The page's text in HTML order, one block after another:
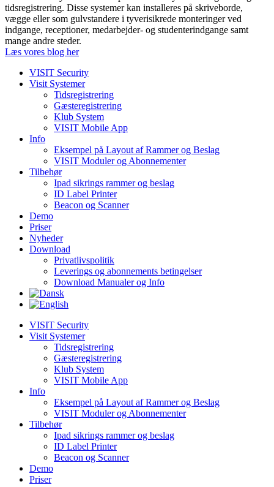
tidsregistrering. Disse systemer kan installeres på skriveborde,
vægge eller som gulvstandere i tyverisikrede monteringer ved
indgange, receptioner, medarbejder- og studenterindgange samt
mange andre steder.
Læs vores blog her
VISIT Security
Visit Systemer
Tidsregistrering
Gæsteregistrering
Klub System
VISIT Mobile App
Info
Eksempel på Layout af Rammer og Beslag
VISIT Moduler og Abonnementer
Tilbehør
Ipad sikrings rammer og beslag
ID Label Printer
Beacon og Scanner
Demo
Priser
Nyheder
Download
Privatlivspolitik
Leverings og abonnements betingelser
Download Manualer og Info
VISIT Security
Visit Systemer
Tidsregistrering
Gæsteregistrering
Klub System
VISIT Mobile App
Info
Eksempel på Layout af Rammer og Beslag
VISIT Moduler og Abonnementer
Tilbehør
Ipad sikrings rammer og beslag
ID Label Printer
Beacon og Scanner
Demo
Priser